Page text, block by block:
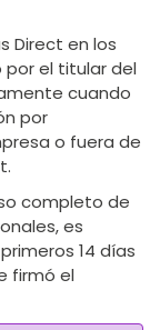
Direct en los
por el titular del
cuando
por
o fuera de
completo de
es
14 días
firmó el